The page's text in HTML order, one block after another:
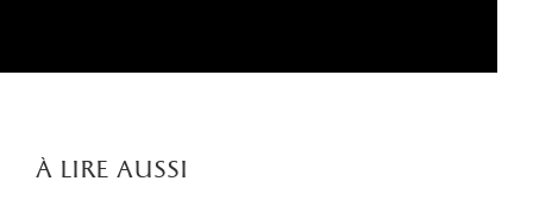
à lire aussi